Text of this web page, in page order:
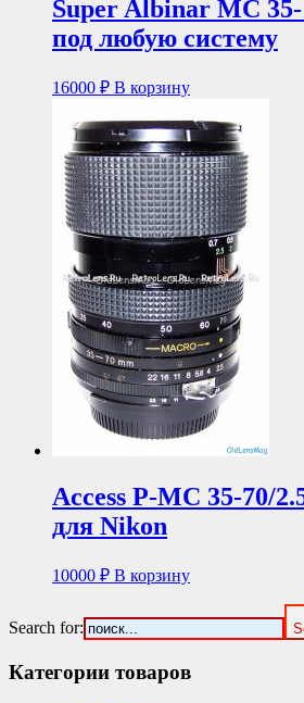
Super Albinar MC
под любую систему
16000 ₽ В корзину
Access P-MC 35-70/
для Nikon
10000 ₽ В корзину
Search for:
Категории товаров